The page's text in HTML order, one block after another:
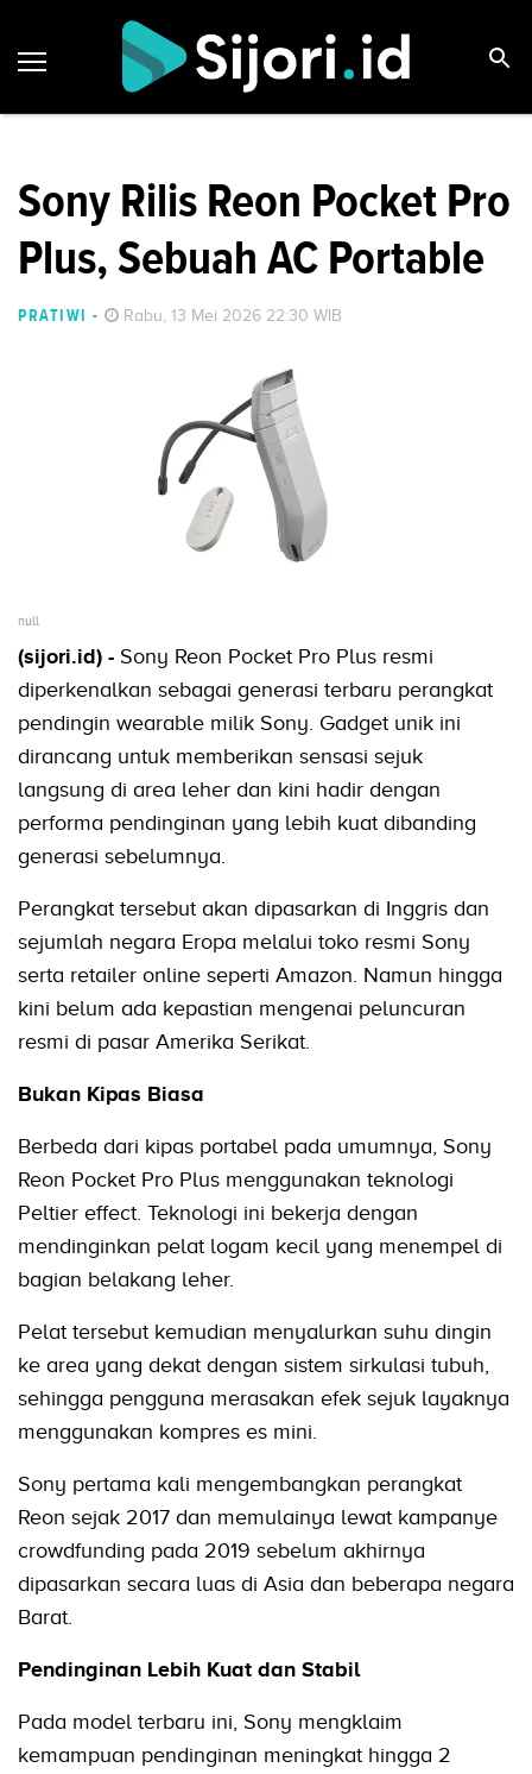
Sony Rilis Reon Pocket Pro
Plus, Sebuah AC Portable
PRATIWI - Rabu, 13 Mei 2026 22:30 WIB
null
(sijori.id) - Sony Reon Pocket Pro Plus resmi
diperkenalkan sebagai generasi terbaru perangkat
pendingin wearable milik Sony. Gadget unik ini
dirancang untuk memberikan sensasi sejuk
langsung di area leher dan kini hadir dengan
performa pendinginan yang lebih kuat dibanding
generasi sebelumnya.
Perangkat tersebut akan dipasarkan di Inggris dan
sejumlah negara Eropa melalui toko resmi Sony
serta retailer online seperti Amazon. Namun hingga
kini belum ada kepastian mengenai peluncuran
resmi di pasar Amerika Serikat.
Bukan Kipas Biasa
Berbeda dari kipas portabel pada umumnya, Sony
Reon Pocket Pro Plus menggunakan teknologi
Peltier effect. Teknologi ini bekerja dengan
mendinginkan pelat logam kecil yang menempel di
bagian belakang leher.
Pelat tersebut kemudian menyalurkan suhu dingin
ke area yang dekat dengan sistem sirkulasi tubuh,
sehingga pengguna merasakan efek sejuk layaknya
menggunakan kompres es mini.
Sony pertama kali mengembangkan perangkat
Reon sejak 2017 dan memulainya lewat kampanye
crowdfunding pada 2019 sebelum akhirnya
dipasarkan secara luas di Asia dan beberapa negara
Barat.
Pendinginan Lebih Kuat dan Stabil
Pada model terbaru ini, Sony mengklaim
kemampuan pendinginan meningkat hingga 2